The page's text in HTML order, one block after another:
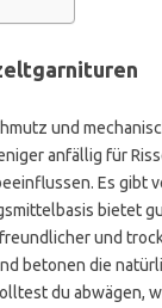
und
anfällig für
Es gibt
bietet
und
betonen die
du abwägen,